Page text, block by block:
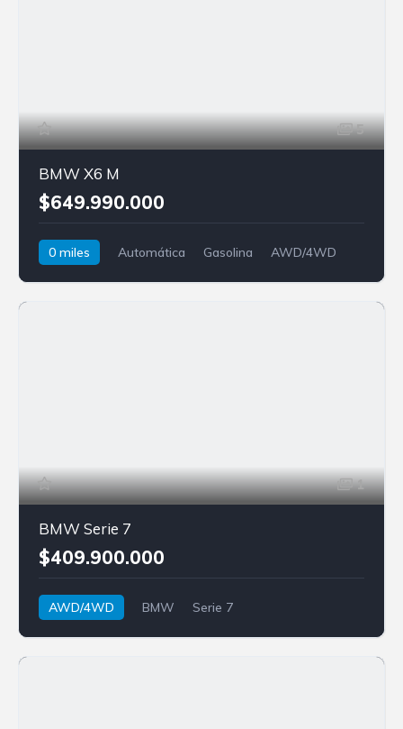
5
BMW X6 M
$649.990.000
0 miles Automática Gasolina
AWD/4WD
1
BMW Serie 7
$409.900.000
AWD/4WD BMW Serie 7